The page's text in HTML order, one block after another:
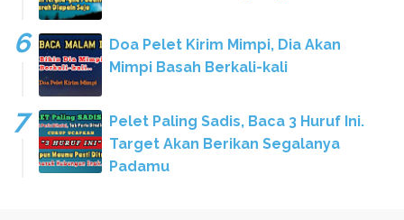
Doa Pelet Kirim Mimpi, Dia Akan
Mimpi Basah Berkali-kali
Pelet Paling Sadis, Baca 3 Huruf Ini.
Target Akan Berikan Segalanya
Padamu